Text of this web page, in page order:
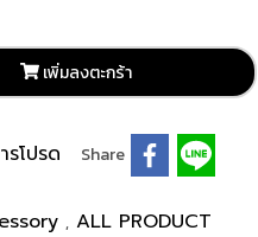
เพิ่มลงตะกร้า
รโปรด Share
, ALL PRODUCT